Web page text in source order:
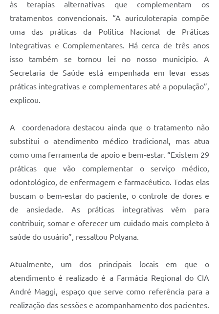
às terapias alternativas que complementam os
tratamentos convencionais. “A auriculoterapia compõe
uma das práticas da Política Nacional de Práticas
Integrativas e Complementares. Há cerca de três anos
isso também se tornou lei no nosso município. A
Secretaria de Saúde está empenhada em levar essas
práticas integrativas e complementares até a população”,
explicou.
A coordenadora destacou ainda que o tratamento não
substitui o atendimento médico tradicional, mas atua
como uma ferramenta de apoio e bem-estar. “Existem 29
práticas que vão complementar o serviço médico,
odontológico, de enfermagem e farmacêutico. Todas elas
buscam o bem-estar do paciente, o controle de dores e
de ansiedade. As práticas integrativas vêm para
contribuir, somar e oferecer um cuidado mais completo à
saúde do usuário”, ressaltou Polyana.
Atualmente, um dos principais locais em que o
atendimento é realizado é a Farmácia Regional do CIA
André Maggi, espaço que serve como referência para a
realização das sessões e acompanhamento dos pacientes.